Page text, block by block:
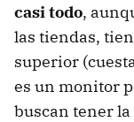
casi todo,
las tiendas,
superior
es un monitor
buscan tener